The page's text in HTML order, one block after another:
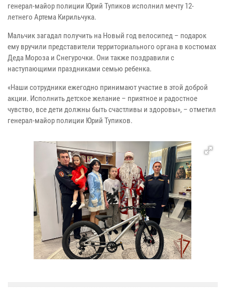
генерал-майор полиции Юрий Тупиков исполнил мечту 12-
летнего Артема Кирильчука.
Мальчик загадал получить на Новый год велосипед – подарок
ему вручили представители территориального органа в костюмах
Деда Мороза и Снегурочки. Они также поздравили с
наступающими праздниками семью ребенка.
«Наши сотрудники ежегодно принимают участие в этой доброй
акции. Исполнить детское желание – приятное и радостное
чувство, все дети должны быть счастливы и здоровы», – отметил
генерал-майор полиции Юрий Тупиков.